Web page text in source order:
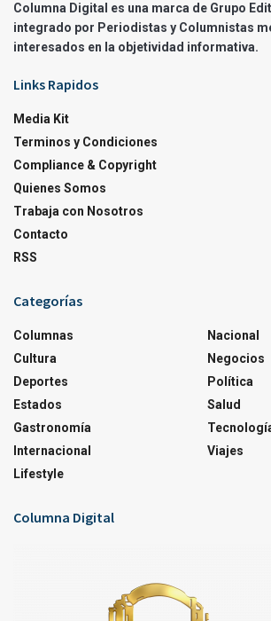
Columna Digital es una marca de Grupo
integrado por Periodistas y Columnistas
interesados en la objetividad informativa.
Links Rapidos
Media Kit
Terminos y Condiciones
Compliance & Copyright
Quienes Somos
Trabaja con Nosotros
Contacto
RSS
Categorías
Columnas
Cultura
Deportes
Estados
Gastronomía
Internacional
Lifestyle
Nacional
Negocios
Política
Salud
Viajes
Columna Digital